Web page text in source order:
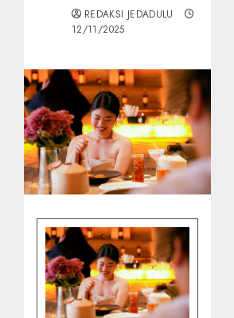
REDAKSI JEDADULU
12/11/2025